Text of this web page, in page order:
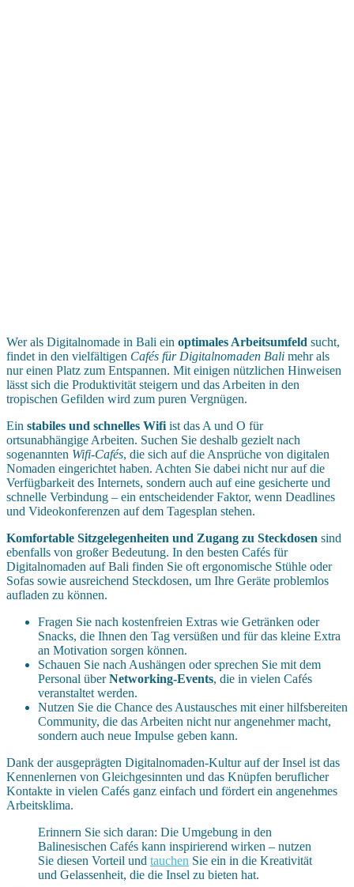
Wer als Digitalnomade in Bali ein optimales Arbeitsumfeld sucht,
findet in den vielfältigen Cafés für Digitalnomaden Bali mehr als
nur einen Platz zum Entspannen. Mit einigen nützlichen Hinweisen
lässt sich die Produktivität steigern und das Arbeiten in den
tropischen Gefilden wird zum puren Vergnügen.
Ein stabiles und schnelles Wifi ist das A und O für
ortsunabhängige Arbeiten. Suchen Sie deshalb gezielt nach
sogenannten Wifi-Cafés, die sich auf die Ansprüche von digitalen
Nomaden eingerichtet haben. Achten Sie dabei nicht nur auf die
Verfügbarkeit des Internets, sondern auch auf eine gesicherte und
schnelle Verbindung – ein entscheidender Faktor, wenn Deadlines
und Videokonferenzen auf dem Tagesplan stehen.
Komfortable Sitzgelegenheiten und Zugang zu Steckdosen sind
ebenfalls von großer Bedeutung. In den besten Cafés für
Digitalnomaden auf Bali finden Sie oft ergonomische Stühle oder
Sofas sowie ausreichend Steckdosen, um Ihre Geräte problemlos
aufladen zu können.
Fragen Sie nach kostenfreien Extras wie Getränken oder
Snacks, die Ihnen den Tag versüßen und für das kleine Extra
an Motivation sorgen können.
Schauen Sie nach Aushängen oder sprechen Sie mit dem
Personal überNetworking-Events, die in vielen Cafés
veranstaltet werden.
Nutzen Sie die Chance des Austausches mit einer hilfsbereiten
Community, die das Arbeiten nicht nur angenehmer macht,
sondern auch neue Impulse geben kann.
Dank der ausgeprägten Digitalnomaden-Kultur auf der Insel ist das
Kennenlernen von Gleichgesinnten und das Knüpfen beruflicher
Kontakte in vielen Cafés ganz einfach und fördert ein angenehmes
Arbeitsklima.
Erinnern Sie sich daran: Die Umgebung in den
Balinesischen Cafés kann inspirierend wirken – nutzen
Sie diesen Vorteil und tauchen Sie ein in die Kreativität
und Gelassenheit, die die Insel zu bieten hat.